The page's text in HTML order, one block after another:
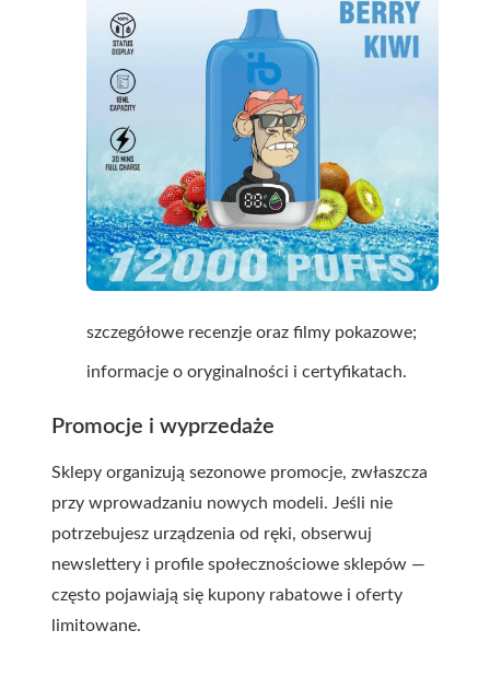
szczegółowe recenzje oraz filmy pokazowe;
informacje o oryginalności i certyfikatach.
Promocje i wyprzedaże
Sklepy organizują sezonowe promocje, zwłaszcza
przy wprowadzaniu nowych modeli. Jeśli nie
potrzebujesz urządzenia od ręki, obserwuj
newslettery i profile społecznościowe sklepów —
często pojawiają się kupony rabatowe i oferty
limitowane.